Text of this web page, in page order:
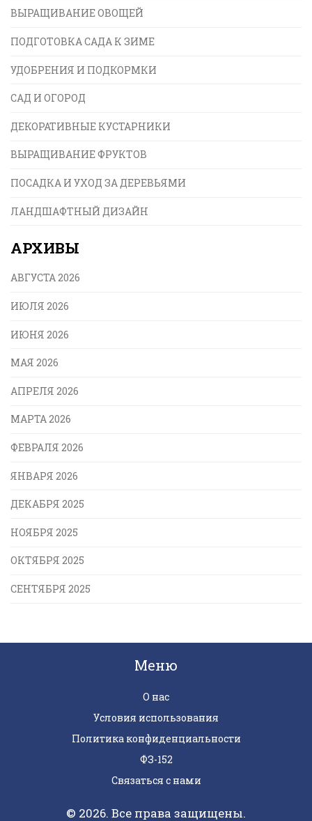
ВЫРАЩИВАНИЕ ОВОЩЕЙ
ПОДГОТОВКА САДА К ЗИМЕ
УДОБРЕНИЯ И ПОДКОРМКИ
САД И ОГОРОД
ДЕКОРАТИВНЫЕ КУСТАРНИКИ
ВЫРАЩИВАНИЕ ФРУКТОВ
ПОСАДКА И УХОД ЗА ДЕРЕВЬЯМИ
ЛАНДШАФТНЫЙ ДИЗАЙН
АРХИВЫ
АВГУСТА 2026
ИЮЛЯ 2026
ИЮНЯ 2026
МАЯ 2026
АПРЕЛЯ 2026
МАРТА 2026
ФЕВРАЛЯ 2026
ЯНВАРЯ 2026
ДЕКАБРЯ 2025
НОЯБРЯ 2025
ОКТЯБРЯ 2025
СЕНТЯБРЯ 2025
Меню
О нас
Условия использования
Политика конфиденциальности
ФЗ-152
Связаться с нами
© 2026. Все права защищены.